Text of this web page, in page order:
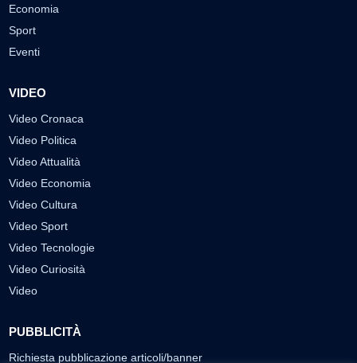
Economia
Sport
Eventi
VIDEO
Video Cronaca
Video Politica
Video Attualità
Video Economia
Video Cultura
Video Sport
Video Tecnologie
Video Curiosità
Video
PUBBLICITÀ
Richiesta pubblicazione articoli/banner